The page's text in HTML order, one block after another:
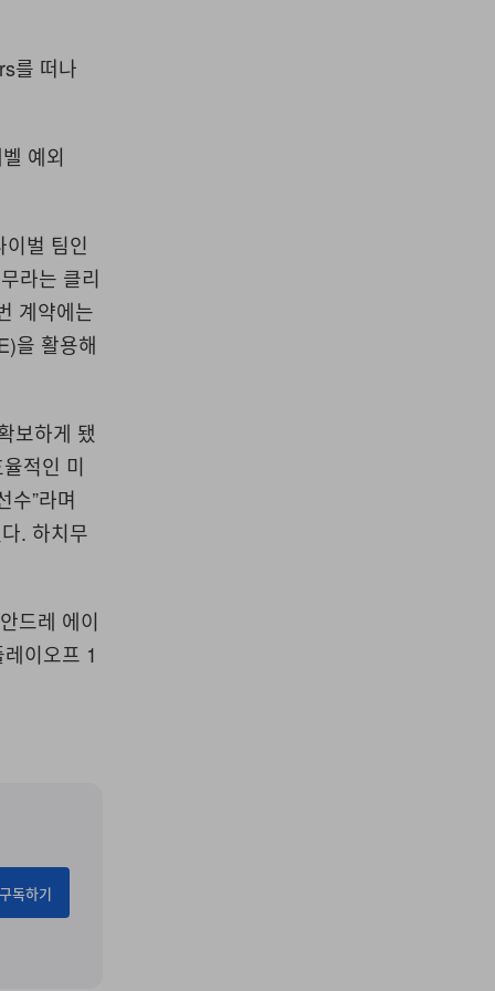
를 떠나
예외
벌 팀인
라는 클리
계약에는
을 활용해
보하게 됐
적인 미
수”라며
. 하치무
드레 에이
이오프 1
독하기